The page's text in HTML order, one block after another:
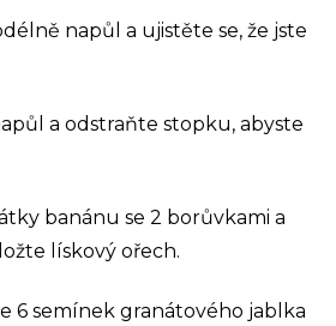
napůl a ujistěte se, že jste
a odstraňte stopku, abyste
banánu se 2 borůvkami a
lískový ořech.
6 semínek granátového jablka